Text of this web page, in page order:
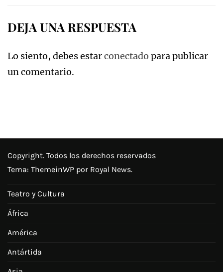
DEJA UNA RESPUESTA
Lo siento, debes estarconectado para publicar
un comentario.
Copyright. Todos los derechos reservados
Tema: ThemeinWP por Royal News.
Teatro y Cultura
África
América
Antártida